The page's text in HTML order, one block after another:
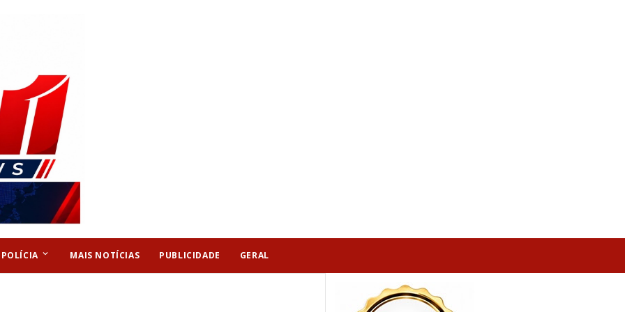
POLÍCIA keyboard_arrow_down MAIS NOTÍCIAS PUBLICIDADE GERAL